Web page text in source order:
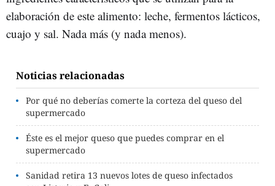
elaboración de este alimento: leche, fermentos lácticos,
cuajo y sal. Nada más (y nada menos).
Noticias relacionadas
Por qué no deberías comerte la corteza del queso del
supermercado
Éste es el mejor queso que puedes comprar en el
supermercado
Sanidad retira 13 nuevos lotes de queso infectados